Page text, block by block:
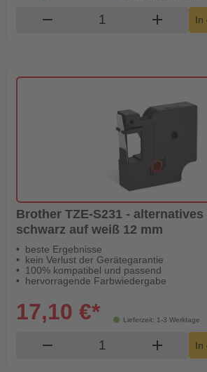
remove Produkt Warenkorb
add In
Brother TZE-S231 -
schwarz auf weiß 12 mm
beste Ergebnisse
kein Verlust der Gerätegarantie
100% kompatibel und passend
hervorragende Farbwiedergabe
Lieferzeit: 1-3 Werktage
17,10 €*
remove Produkt Warenkorb
add In